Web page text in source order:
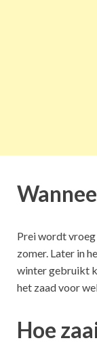
Prei wordt
zomer. Later in
winter gebruikt
het zaad voor
Hoe